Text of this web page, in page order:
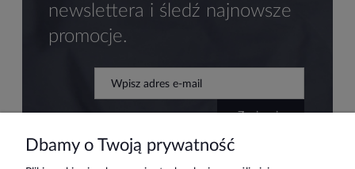
newslettera i śledź najnowsze
promocje.
zapisz się
Dbamy o Twoją prywatność